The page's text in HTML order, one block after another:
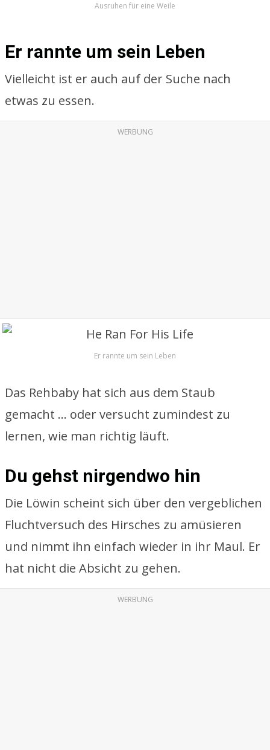
Ausruhen für eine Weile
Er rannte um sein Leben
Vielleicht ist er auch auf der Suche nach
etwas zu essen.
WERBUNG
Er rannte um sein Leben
Das Rehbaby hat sich aus dem Staub
gemacht … oder versucht zumindest zu
lernen, wie man richtig läuft.
Du gehst nirgendwo hin
Die Löwin scheint sich über den vergeblichen
Fluchtversuch des Hirsches zu amüsieren
und nimmt ihn einfach wieder in ihr Maul. Er
hat nicht die Absicht zu gehen.
WERBUNG